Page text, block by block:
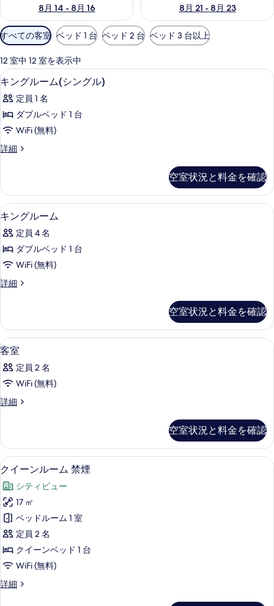
8月 14 - 8月 16
8月 21 - 8月 23
利
用
可
能
な
客
室
の
り
条
件
すべての客室 ベッド 1 台 ベッド 2 台 ベッド 3 台以上
12 室中 12 室を表示中
キ
ン
グ
ル
ム
ン
グ
ル)
の
す
べ
て
真
を
表
示
る
遮光カーテン、WiFi (無料)、ベッドシ
1
キングルーム(シングル)
定員 1 名
ダブルベッド 1 台
WiFi (無料)
詳細
キ
ー
ム
(シ
グ
ル)
詳
細
空室状況と料金を確認
キ
ン
グ
ル
ム
す
べ
て
の
写
真
示
す
る
遮光カーテン、WiFi (無料)、ベッドシ
1
キングルーム
定員 4 名
ダブルベッド 1 台
WiFi (無料)
詳細
キ
ー
ム
の
細
空室状況と料金を確認
客
室
の
べ
の
写
真
を
表
示
す
る
1
客室
定員 2 名
WiFi (無料)
詳細
客
細
空室状況と料金を確認
ク
イ
ー
ン
ル
ー
ム
煙
クイーンルーム 禁煙 | 遮光カーテン
7
クイーンルーム 禁煙
シティビュー
17 ㎡
ベッドルーム 1 室
定員 2 名
クイーンベッド 1 台
WiFi (無料)
詳細
ク